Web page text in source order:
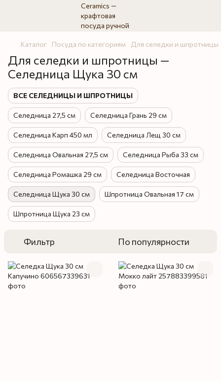
Каталог Посуда по категориям Для селедки и шпротницы
Для селедки и шпротницы —
Селедница Щука 30 см
ВСЕ СЕЛЕДНИЦЫ И ШПРОТНИЦЫ
Селедница 27,5 см Селедница Грань 29 см
Селедница Карп 450 мл Селедница Лещ 30 см
Селедница Овальная 27,5 см Селедница Рыба 33 см
Селедница Ромашка 29 см Селедница Восточная
Селедница Щука 30 см Шпротница Овальная 17 см
Шпротница Щука 23 см
Фильтр По популярности